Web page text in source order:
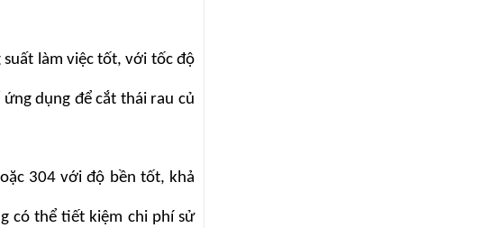
làm việc tốt, với tốc độ
dụng để cắt thái rau củ
304 với độ bền tốt, khả
có thể tiết kiệm chi phí sử